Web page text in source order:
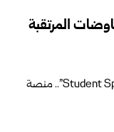
المرتقبة